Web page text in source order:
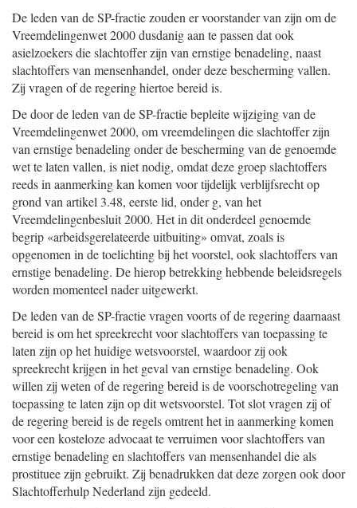
De leden van de SP-fractie zouden er voorstander van zijn om de
Vreemdelingenwet 2000 dusdanig aan te passen dat ook
asielzoekers die slachtoffer zijn van ernstige benadeling, naast
slachtoffers van mensenhandel, onder deze bescherming vallen.
Zij vragen of de regering hiertoe bereid is.
De door de leden van de SP-fractie bepleite wijziging van de
Vreemdelingenwet 2000, om vreemdelingen die slachtoffer zijn
van ernstige benadeling onder de bescherming van de genoemde
wet te laten vallen, is niet nodig, omdat deze groep slachtoffers
reeds in aanmerking kan komen voor tijdelijk verblijfsrecht op
grond van artikel 3.48, eerste lid, onder g, van het
Vreemdelingenbesluit 2000. Het in dit onderdeel genoemde
begrip «arbeidsgerelateerde uitbuiting» omvat, zoals is
opgenomen in de toelichting bij het voorstel, ook slachtoffers van
ernstige benadeling. De hierop betrekking hebbende beleidsregels
worden momenteel nader uitgewerkt.
De leden van de SP-fractie vragen voorts of de regering daarnaast
bereid is om het spreekrecht voor slachtoffers van toepassing te
laten zijn op het huidige wetsvoorstel, waardoor zij ook
spreekrecht krijgen in het geval van ernstige benadeling. Ook
willen zij weten of de regering bereid is de voorschotregeling van
toepassing te laten zijn op dit wetsvoorstel. Tot slot vragen zij of
de regering bereid is de regels omtrent het in aanmerking komen
voor een kosteloze advocaat te verruimen voor slachtoffers van
ernstige benadeling en slachtoffers van mensenhandel die als
prostituee zijn gebruikt. Zij benadrukken dat deze zorgen ook door
Slachtofferhulp Nederland zijn gedeeld.